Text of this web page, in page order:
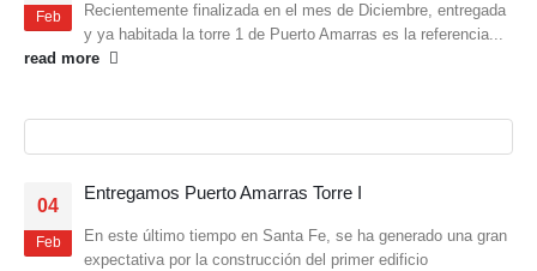
Feb
Recientemente finalizada en el mes de Diciembre, entregada
y ya habitada la torre 1 de Puerto Amarras es la referencia...
read more
04
Feb
Entregamos Puerto Amarras Torre I
En este último tiempo en Santa Fe, se ha generado una gran
expectativa por la construcción del primer edificio